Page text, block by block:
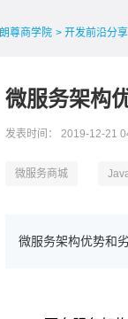
朗尊商学院 > 开发前沿分享
微服务架构
发表时间： 2019-12-21
微服务商城
微服务架构优势和